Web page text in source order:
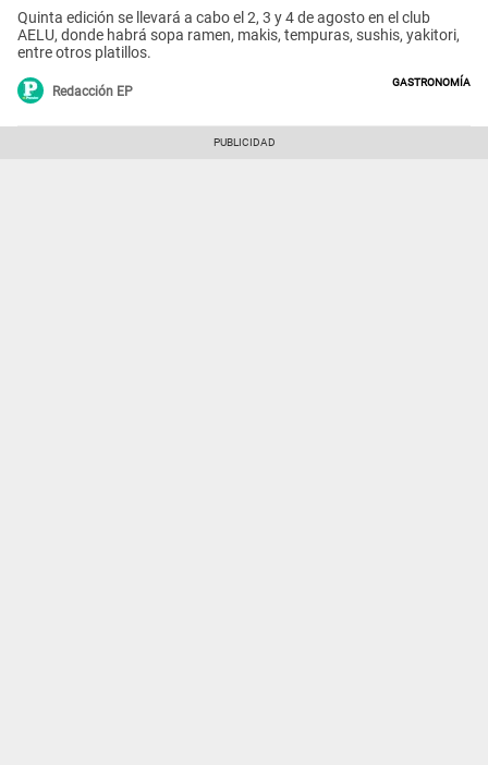
Quinta edición se llevará a cabo el 2, 3 y 4 de agosto en el club
AELU, donde habrá sopa ramen, makis, tempuras, sushis, yakitori,
entre otros platillos.
Redacción EP
Gastronomía